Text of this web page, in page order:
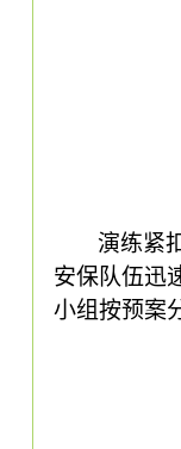
演练紧
安保队伍迅
小组按预案